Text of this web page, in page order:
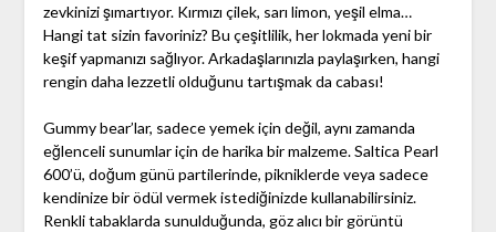
zevkinizi şımartıyor. Kırmızı çilek, sarı limon, yeşil elma…
Hangi tat sizin favoriniz? Bu çeşitlilik, her lokmada yeni bir
keşif yapmanızı sağlıyor. Arkadaşlarınızla paylaşırken, hangi
rengin daha lezzetli olduğunu tartışmak da cabası!
Gummy bear’lar, sadece yemek için değil, aynı zamanda
eğlenceli sunumlar için de harika bir malzeme. Saltica Pearl
600’ü, doğum günü partilerinde, pikniklerde veya sadece
kendinize bir ödül vermek istediğinizde kullanabilirsiniz.
Renkli tabaklarda sunulduğunda, göz alıcı bir görüntü